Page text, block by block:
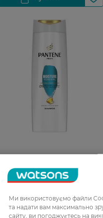
Pantene Pro-V 3 в 1
Живильний Коктейль 360 мл
Ми використовуємо файли
та надати вам максимально
сайту, ви погоджуєтесь на